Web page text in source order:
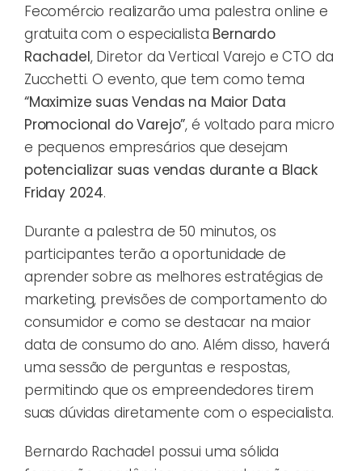
Fecomércio realizarão uma palestra online e
gratuita com o especialista Bernardo
Rachadel, Diretor da Vertical Varejo e CTO da
Zucchetti. O evento, que tem como tema
“Maximize suas Vendas na Maior Data
Promocional do Varejo”, é voltado para micro
e pequenos empresários que desejam
potencializar suas vendas durante a Black
Friday 2024.
Durante a palestra de 50 minutos, os
participantes terão a oportunidade de
aprender sobre as melhores estratégias de
marketing, previsões de comportamento do
consumidor e como se destacar na maior
data de consumo do ano. Além disso, haverá
uma sessão de perguntas e respostas,
permitindo que os empreendedores tirem
suas dúvidas diretamente com o especialista.
Bernardo Rachadel possui uma sólida